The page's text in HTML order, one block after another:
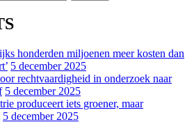
honderden miljoenen meer kosten dan
5 december 2025
rechtvaardigheid in onderzoek naar
5 december 2025
produceert iets groener, maar
5 december 2025